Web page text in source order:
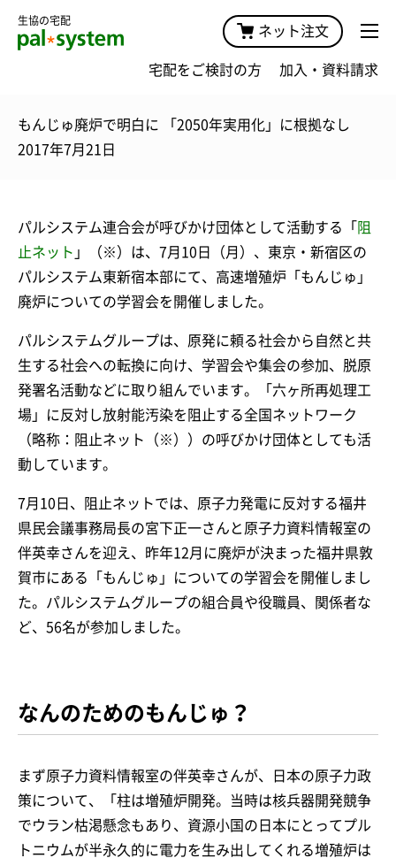
生協の宅配
ネット注文
宅配をご検討の方 加入・資料請求
もんじゅ廃炉で明白に 「2050年実用化」に根拠なし
2017年7月21日
パルシステム連合会が呼びかけ団体として活動する「 阻
止ネット 」（※）は、7月10日（月）、東京・新宿区の
パルシステム東新宿本部にて、高速増殖炉「もんじゅ」
廃炉についての学習会を開催しました。
パルシステムグループは、原発に頼る社会から自然と共
生する社会への転換に向け、学習会や集会の参加、脱原
発署名活動などに取り組んでいます。「六ヶ所再処理工
場」に反対し放射能汚染を阻止する全国ネットワーク
（略称：阻止ネット（※））の呼びかけ団体としても活
動しています。
7月10日、阻止ネットでは、原子力発電に反対する福井
県民会議事務局長の宮下正一さんと原子力資料情報室の
伴英幸さんを迎え、昨年12月に廃炉が決まった福井県敦
賀市にある「もんじゅ」についての学習会を開催しまし
た。パルシステムグループの組合員や役職員、関係者な
ど、56名が参加しました。
なんのためのもんじゅ？
まず原子力資料情報室の伴英幸さんが、日本の原子力政
策について、「柱は増殖炉開発。当時は核兵器開発競争
でウラン枯渇懸念もあり、資源小国の日本にとってプル
トニウムが半永久的に電力を生み出してくれる増殖炉は